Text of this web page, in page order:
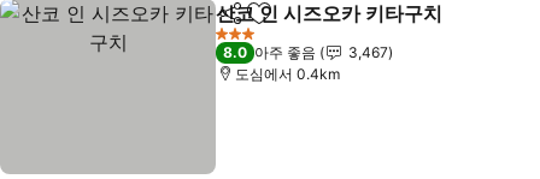
공유 즐겨찾기에 추가
산코 인 시즈오카 키타구치
3 성급
8.0 아주 좋음
3,467
도심에서 0.4km